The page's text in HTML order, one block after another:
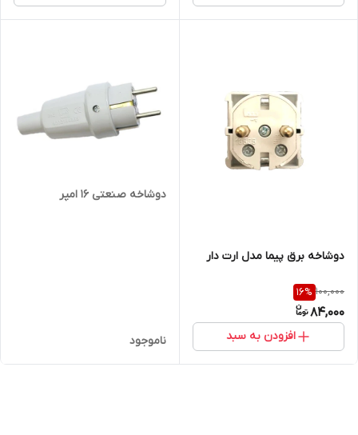
دوشاخه برق پیما مدل ارت دار
100,000
16%
84,000
افزودن به سبد
دوشاخه صنعتی 16 امپر
ناموجود